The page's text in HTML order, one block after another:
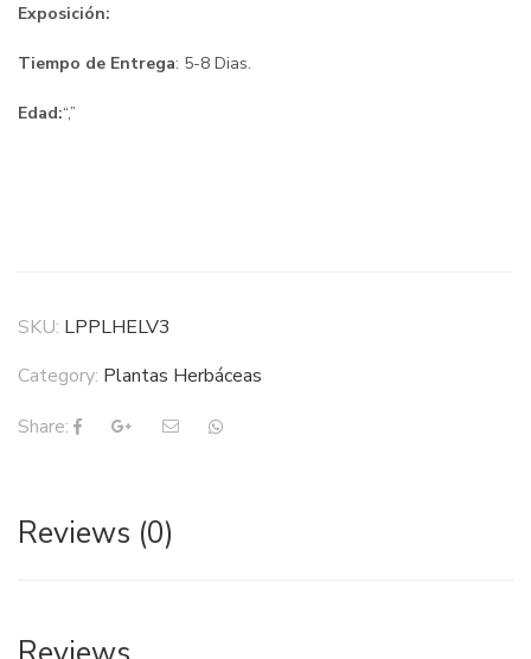
Exposición:
Tiempo de Entrega: 5-8 Dias.
Edad:“,”
SKU: LPPLHELV3
Category: Plantas Herbáceas
Share:
Reviews (0)